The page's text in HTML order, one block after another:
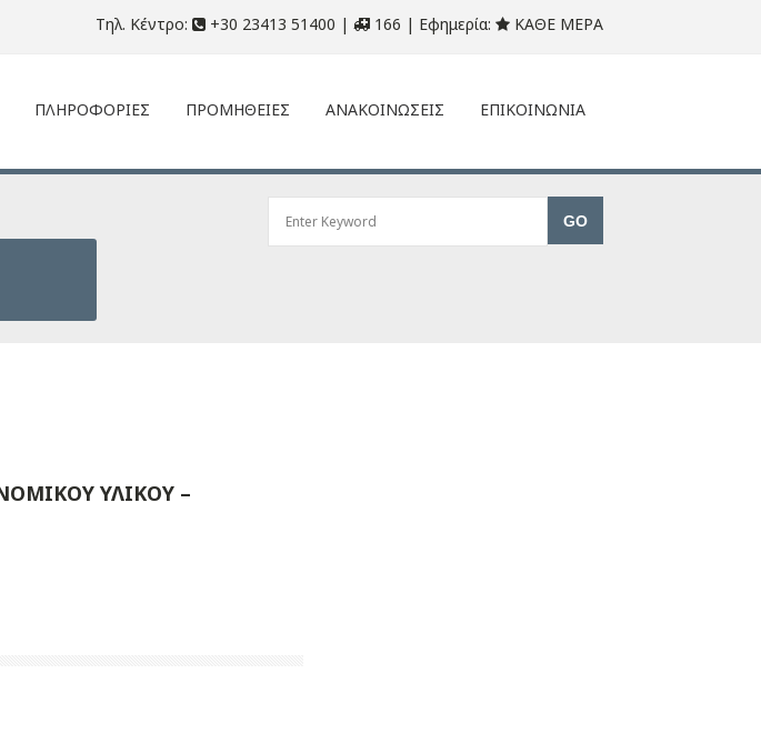
Τηλ. Κέντρο: +30 23413 51400 | 166 | Εφημερία: ΚΑΘΕ ΜΕΡΑ
ΠΛΗΡΟΦΟΡΙΕΣ ΠΡΟΜΗΘΕΙΕΣ ΑΝΑΚΟΙΝΩΣΕΙΣ ΕΠΙΚΟΙΝΩΝΙΑ
ΥΛΙΚΟΥ –